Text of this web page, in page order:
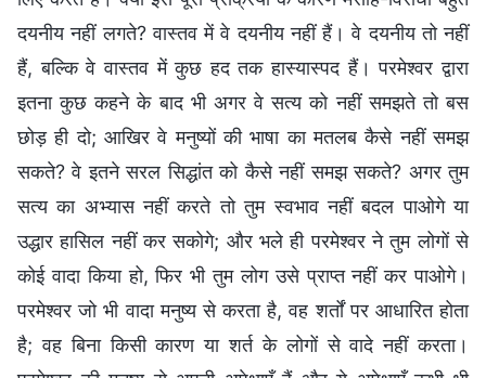
दयनीय नहीं लगते? वास्तव में वे दयनीय नहीं हैं। वे दयनीय तो नहीं
हैं, बल्कि वे वास्तव में कुछ हद तक हास्यास्पद हैं। परमेश्वर द्वारा
इतना कुछ कहने के बाद भी अगर वे सत्य को नहीं समझते तो बस
छोड़ ही दो; आखिर वे मनुष्यों की भाषा का मतलब कैसे नहीं समझ
सकते? वे इतने सरल सिद्धांत को कैसे नहीं समझ सकते? अगर तुम
सत्य का अभ्यास नहीं करते तो तुम स्वभाव नहीं बदल पाओगे या
उद्धार हासिल नहीं कर सकोगे; और भले ही परमेश्वर ने तुम लोगों से
कोई वादा किया हो, फिर भी तुम लोग उसे प्राप्त नहीं कर पाओगे।
परमेश्वर जो भी वादा मनुष्य से करता है, वह शर्तों पर आधारित होता
है; वह बिना किसी कारण या शर्त के लोगों से वादे नहीं करता।